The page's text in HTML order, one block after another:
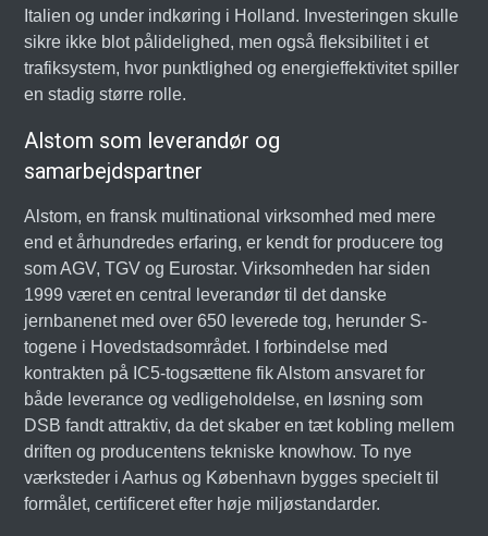
Italien og under indkøring i Holland. Investeringen skulle
sikre ikke blot pålidelighed, men også fleksibilitet i et
trafiksystem, hvor punktlighed og energieffektivitet spiller
en stadig større rolle.
Alstom som leverandør og
samarbejdspartner
Alstom, en fransk multinational virksomhed med mere
end et århundredes erfaring, er kendt for producere tog
som AGV, TGV og Eurostar. Virksomheden har siden
1999 været en central leverandør til det danske
jernbanenet med over 650 leverede tog, herunder S-
togene i Hovedstadsområdet. I forbindelse med
kontrakten på IC5-togsættene fik Alstom ansvaret for
både leverance og vedligeholdelse, en løsning som
DSB fandt attraktiv, da det skaber en tæt kobling mellem
driften og producentens tekniske knowhow. To nye
værksteder i Aarhus og København bygges specielt til
formålet, certificeret efter høje miljøstandarder.